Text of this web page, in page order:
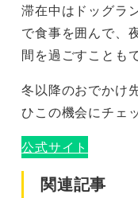
滞在中はドッグラ
で食事を囲んで、
間を過ごすことも
冬以降のおでかけ
ひこの機会にチェ
公式サイト
関連記事